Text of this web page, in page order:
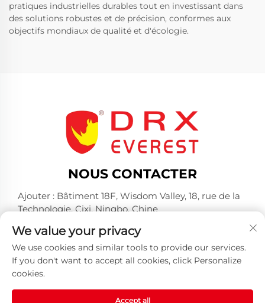
pratiques industrielles durables tout en investissant dans
des solutions robustes et de précision, conformes aux
objectifs mondiaux de qualité et d'écologie.
NOUS CONTACTER
Ajouter : Bâtiment 18F, Wisdom Valley, 18, rue de la
Technologie, Cixi, Ningbo, Chine
Tél. : +86-574-23660321
E-mail :[email protected]
We value your privacy
We use cookies and similar tools to provide our services.
If you don't want to accept all cookies, click Personalize
cookies.
Accept all